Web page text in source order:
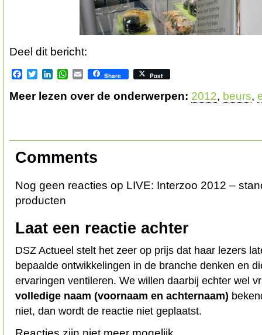
Deel dit bericht:
Facebook
TwitterLinkedInWhatsApp
EmailShare Post
Meer lezen over de onderwerpen: 2012, beurs,
Comments
Nog geen reacties op LIVE: Interzoo 2012 –
producten
Laat een reactie achter
DSZ Actueel stelt het zeer op prijs dat haar lezers
bepaalde ontwikkelingen in de branche denken en
ervaringen ventileren. We willen daarbij echter wel
volledige naam (voornaam en achternaam)
niet, dan wordt de reactie niet geplaatst.